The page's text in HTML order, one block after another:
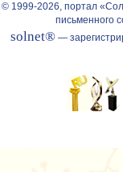
© 1999-2026, портал
письменного
solnet® —